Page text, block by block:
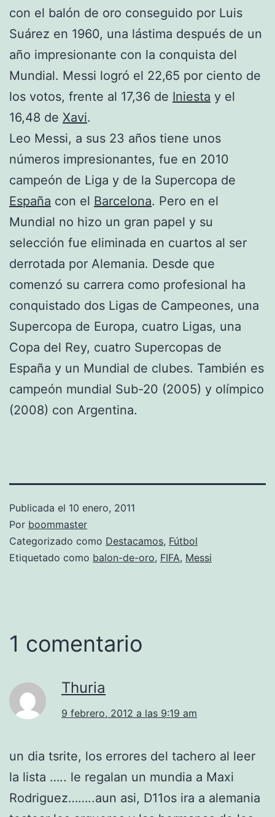
con el balón de oro conseguido por Luis
Suárez en 1960, una lástima después de un
año impresionante con la conquista del
Mundial. Messi logró el 22,65 por ciento de
los votos, frente al 17,36 de Iniesta y el
16,48 de Xavi.
Leo Messi, a sus 23 años tiene unos
números impresionantes, fue en 2010
campeón de Liga y de la Supercopa de
España con el Barcelona. Pero en el
Mundial no hizo un gran papel y su
selección fue eliminada en cuartos al ser
derrotada por Alemania. Desde que
comenzó su carrera como profesional ha
conquistado dos Ligas de Campeones, una
Supercopa de Europa, cuatro Ligas, una
Copa del Rey, cuatro Supercopas de
España y un Mundial de clubes. También es
campeón mundial Sub-20 (2005) y olímpico
(2008) con Argentina.
Publicada el 10 enero, 2011
Por boommaster
Categorizado como Destacamos, Fútbol
Etiquetado como balon-de-oro, FIFA, Messi
1 comentario
Thuria
9 febrero, 2012 a las 9:19 am
un dia tsrite, los errores del tachero al leer
la lista ….. le regalan un mundia a Maxi
Rodriguez……..aun asi, D11os ira a alemania